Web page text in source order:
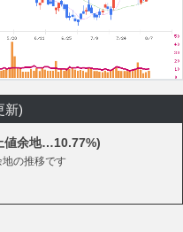
新)
値余地…10.77%)
の推移です